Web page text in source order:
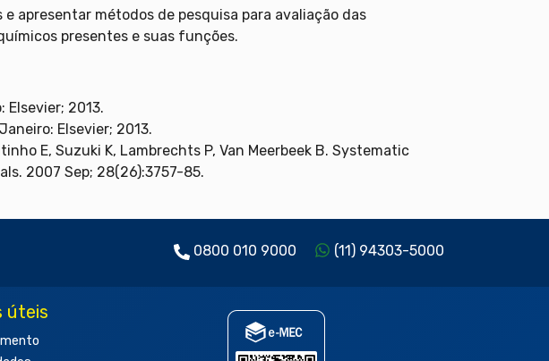
apresentar métodos de pesquisa para avaliação das
presentes e suas funções.
Elsevier; 2013.
Elsevier; 2013.
E, Suzuki K, Lambrechts P, Van Meerbeek B. Systematic
2007 Sep; 28(26):3757-85.
0800 010 9000 (11) 94303-5000
úteis